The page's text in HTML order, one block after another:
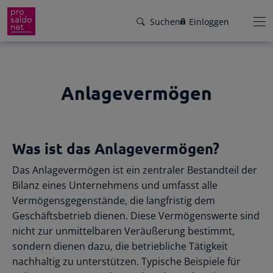
Funktionen
Von Buchungsbeispielen über HowTo-
Videos bis zu persönlichem Support per E-
Mail, Telefon oder Live-Chat.
Unser Hilfeangebot
Rechnungen schreiben
Rechnungen im Handumdrehen
Branchen
Service
Gründer-Paket
Rückenwind für den Weg in die
Selbstständigkeit: ProSaldo.net für
Für Steuerberater
Effiziente Zusammenarbeit
Facebook
Instagram
LinkedIn
YouTube
Suchen Einloggen
Anlagevermögen
Was ist das Anlagevermögen?
Das Anlagevermögen ist ein zentraler Bestandteil der
Bilanz eines Unternehmens und umfasst alle
Vermögensgegenstände, die langfristig dem
Geschäftsbetrieb dienen. Diese Vermögenswerte sind
nicht zur unmittelbaren Veräußerung bestimmt,
sondern dienen dazu, die betriebliche Tätigkeit
nachhaltig zu unterstützen. Typische Beispiele für